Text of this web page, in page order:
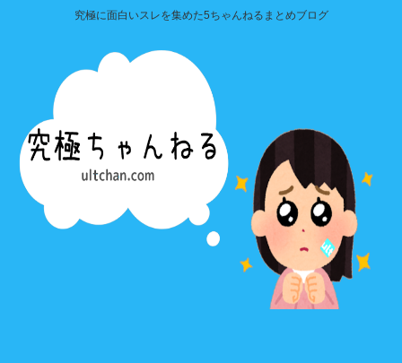
究極に面白いスレを集めた5ちゃんねるまとめブログ